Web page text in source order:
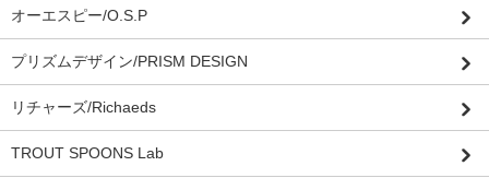
オーエスピー/O.S.P
プリズムデザイン/PRISM DESIGN
リチャーズ/Richaeds
TROUT SPOONS Lab